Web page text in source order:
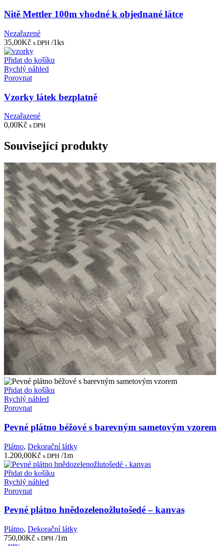
Nitě Mettler 100m vhodné k objednané látce
Nezařazené
35,00Kč s DPH /1ks
Přidat do košíku
Rychlý náhled
Porovnat
Vzorky látek bezplatně
Nezařazené
0,00Kč s DPH
Související produkty
Přidat do košíku
Rychlý náhled
Porovnat
Pevné plátno béžové s barevným sametovým vzorem
Plátno, Dekorační látky
1.200,00Kč s DPH /1m
Přidat do košíku
Rychlý náhled
Porovnat
Pevné plátno hnědozelenožlutošedé – kanvas
Plátno, Dekorační látky
750,00Kč s DPH /1m